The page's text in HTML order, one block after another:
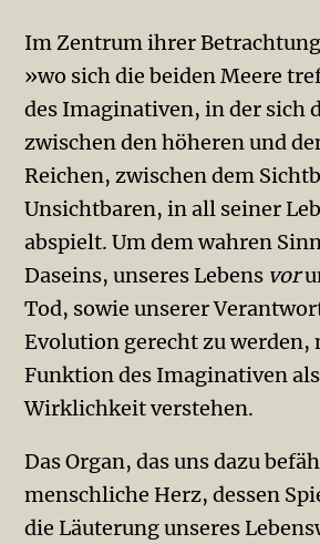
Im Zentrum ihrer
»wo sich die beiden Meere
des Imaginativen, in der sich
zwischen den höheren und
Reichen, zwischen dem
Unsichtbaren, in all seiner
abspielt. Um dem wahren
Daseins, unseres Lebens vor
Tod, sowie unserer
Evolution gerecht zu werden,
Funktion des Imaginativen
Wirklichkeit verstehen.
Das Organ, das uns dazu
menschliche Herz, dessen
die Läuterung unseres